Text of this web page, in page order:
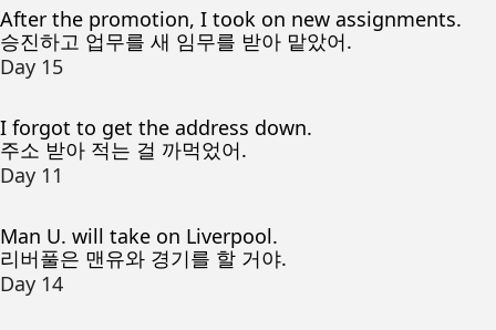
After the promotion, I took on new assignments.
승진하고 업무를 새 임무를 받아 맡았어.
Day 15
I forgot to get the address down.
주소 받아 적는 걸 까먹었어.
Day 11
Man U. will take on Liverpool.
리버풀은 맨유와 경기를 할 거야.
Day 14